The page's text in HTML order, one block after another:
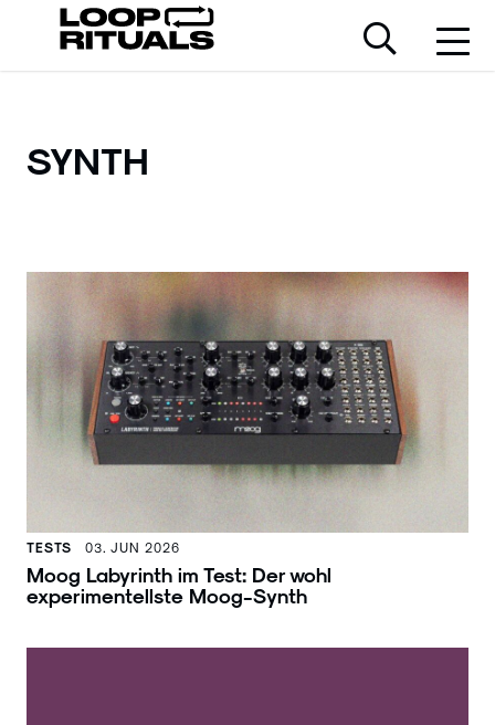
SYNTH
TESTS 03. JUN 2026
Moog Labyrinth im Test: Der wohl
experimentellste Moog-Synth